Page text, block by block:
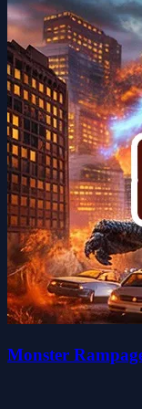
Monster